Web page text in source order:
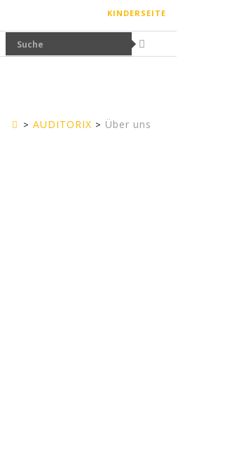
KINDERSEITE
Erwachsenenseite
AUDITORIX Über uns